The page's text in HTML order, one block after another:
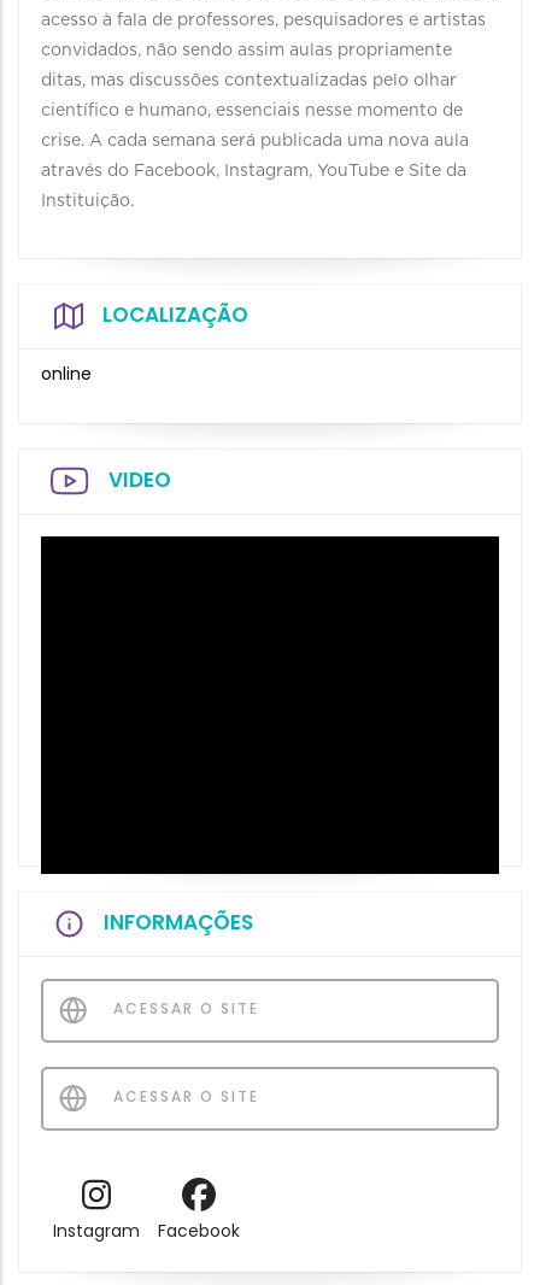
acesso à fala de professores, pesquisadores e artistas
convidados, não sendo assim aulas propriamente
ditas, mas discussões contextualizadas pelo olhar
científico e humano, essenciais nesse momento de
crise. A cada semana será publicada uma nova aula
através do Facebook, Instagram, YouTube e Site da
Instituição.
LOCALIZAÇÃO
online
VIDEO
INFORMAÇÕES
ACESSAR O SITE
ACESSAR O SITE
Instagram Facebook